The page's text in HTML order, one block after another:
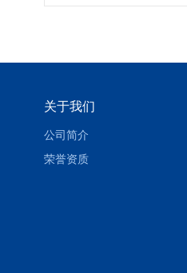
关于我们
公司简介
荣誉资质